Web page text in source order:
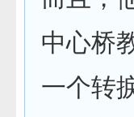
中心桥
一个转